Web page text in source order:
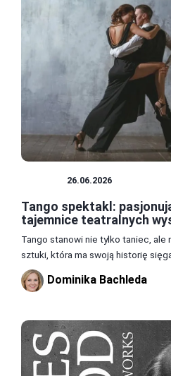
26.06.2026
Tango spektakl:
tajemnice teatralnych
Tango stanowi nie tylko taniec, ale
sztuki, która ma swoją historię
Dominika Bachleda